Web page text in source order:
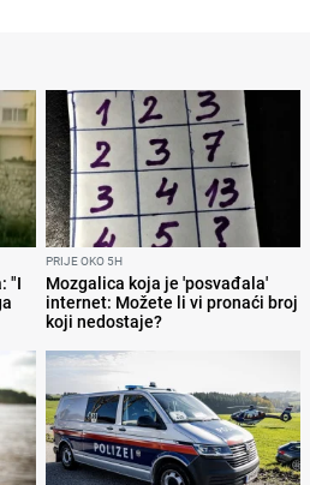
"I
PRIJE OKO 5H
Mozgalica koja je 'posvađala'
internet: Možete li vi pronaći broj
koji nedostaje?